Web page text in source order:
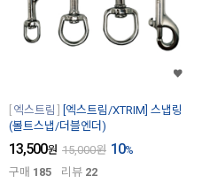
엑스트림
[엑스트림/XTRIM] 스냅링
(볼트스냅/더블엔더)
13,500원 15,000원 10%
구매 185 리뷰 22